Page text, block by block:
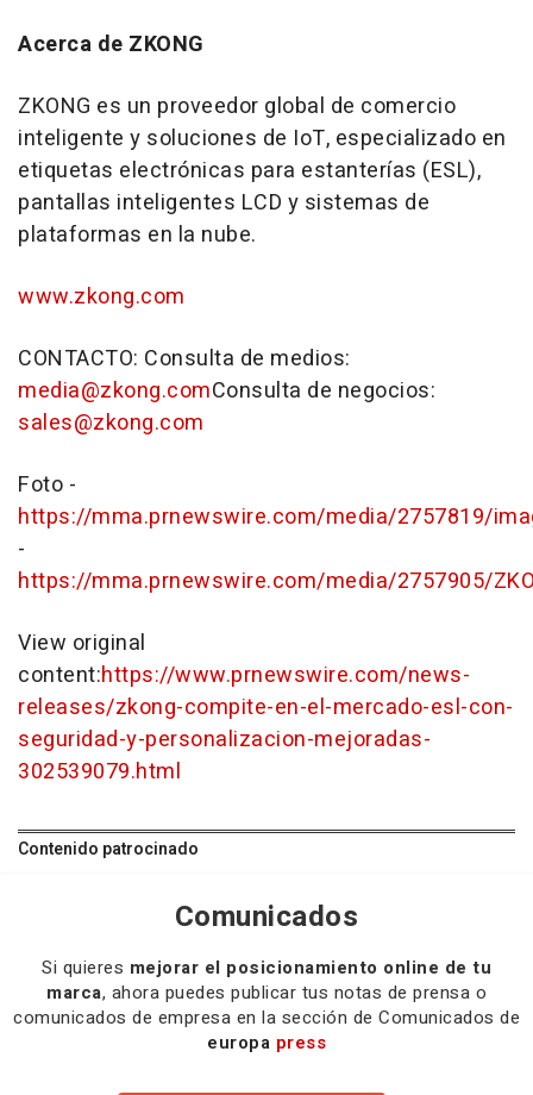
Acerca de ZKONG
ZKONG es un proveedor global de comercio
inteligente y soluciones de IoT, especializado en
etiquetas electrónicas para estanterías (ESL),
pantallas inteligentes LCD y sistemas de
plataformas en la nube.
www.zkong.com
CONTACTO: Consulta de medios:
media@zkong.comConsulta de negocios:
sales@zkong.com
Foto -
https://mma.prnewswire.com/media/2757819/
-
https://mma.prnewswire.com/media/2757905/
View original
content:https://www.prnewswire.com/news-
releases/zkong-compite-en-el-mercado-esl-con-
seguridad-y-personalizacion-mejoradas-
302539079.html
Contenido patrocinado
Comunicados
Si quieres mejorar el posicionamiento online de tu
marca, ahora puedes publicar tus notas de prensa o
comunicados de empresa en la sección de Comunicados de
europa press